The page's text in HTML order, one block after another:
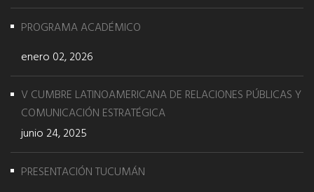
PROGRAMA ACADÉMICO
enero 02, 2026
V CUMBRE LATINOAMERICANA DE RELACIONES PÚBLICAS Y
COMUNICACIÓN ESTRATÉGICA
junio 24, 2025
PRESENTACIÓN TUCUMÁN